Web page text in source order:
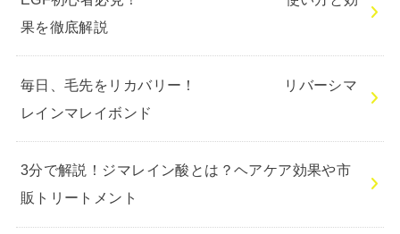
果を徹底解説
毎日、毛先をリカバリー！ リバーシマ
レインマレイボンド
3分で解説！ジマレイン酸とは？ヘアケア効果や市
販トリートメント